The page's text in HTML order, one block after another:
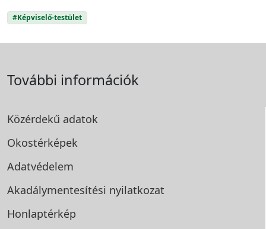
#Képviselő-testület
További információk
Közérdekű adatok
Okostérképek
Adatvédelem
Akadálymentesítési nyilatkozat
Honlaptérkép